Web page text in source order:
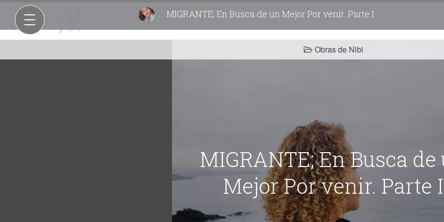
MIGRANTE; En Busca de un Mejor Por venir. Parte I
Obras de Nibi
MIGRANTE; En Busca de
Mejor Por venir. Parte I